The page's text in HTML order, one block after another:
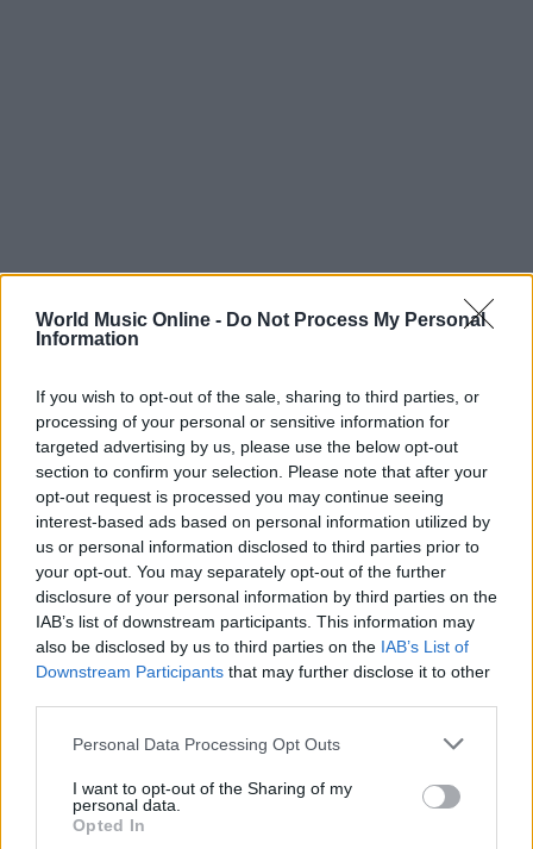
World Music Online - Do Not Process My Personal
Information
If you wish to opt-out of the sale, sharing to third parties, or
processing of your personal or sensitive information for
targeted advertising by us, please use the below opt-out
section to confirm your selection. Please note that after your
opt-out request is processed you may continue seeing
interest-based ads based on personal information utilized by
us or personal information disclosed to third parties prior to
your opt-out. You may separately opt-out of the further
disclosure of your personal information by third parties on the
IAB’s list of downstream participants. This information may
also be disclosed by us to third parties on the IAB’s List of
Downstream Participants that may further disclose it to other
Please note that this website/app uses one or more Google
not limited to your visit or usage behaviour. You may click to
grant or deny consent to Google and its third-party tags to
use your data for below specified purposes in below Google
Personal Data Processing Opt Outs
I want to opt-out of the Sharing of my
personal data.
Opted In
Continua a leggere
NEWS